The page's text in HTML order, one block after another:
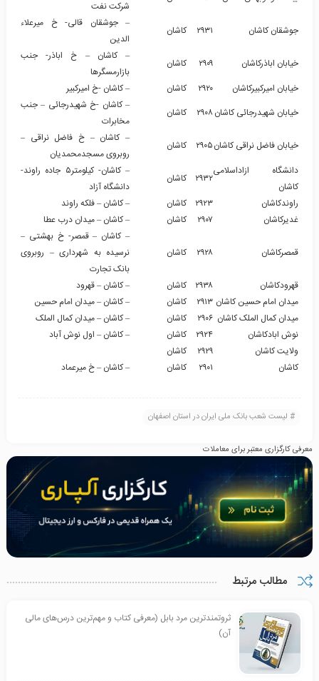
شرکت نفت
جوشقان کاشان
۲۹۳۱ کاشان
– جوشقان قالی- خ میرعلاء
الدین
خیابان اباذرکاشان
۲۹۰۹ کاشان
– کاشان – خ اباذر- جنب
بازارمسگرها
خیابان امیرکبیرکاشان
۲۹۲۰ کاشان
– کاشان -خ امیرکبیر
خیابان شهیدرجائی کاشان۲۹۰۸ کاشان
– کاشان -خ شهیدرجائی – جنب
مخابرات
خیابان فاضل نراقی کاشان۲۹۰۵ کاشان
– کاشان – خ فاضل نراقی –
روبروی مسجدمحمدیان
دانشگاه ازاداسلامی
کاشان
۲۹۳۲ کاشان
– کاشان- کیلومتر۵ جاده راوند-
دانشگاه آزاد
راوندکاشان
۲۹۲۳ کاشان
– کاشان – فلکه راوند
غدیرکاشان
۲۹۰۷ کاشان – کاشان – میدان درب عطا
قمصرکاشان ۲۹۲۸ کاشان
– کاشان – قمصر- خ بهشتی –
نرسیده به شهرداری – روبروی
بانک تجارت
قهرودکاشان
۲۹۳۸ کاشان
– کاشان – قهرود
میدان امام حسین کاشان ۲۹۱۳ کاشان
– کاشان – میدان امام حسین
میدان کمال الملک کاشان ۲۹۰۶ کاشان
– کاشان – میدان کمال الملک
نوش ابادکاشان
۲۹۲۴ کاشان
– کاشان – اول نوش آباد
ولایت کاشان
۲۹۲۹
کاشان
کاشان
۲۹۰۱ کاشان – کاشان – خ میرعماد
لیست شعب بانک ملی ایران در استان اصفهان
معرفی کارگزاری معتبر برای معاملات
مطالب مرتبط
ثروتمندترین مرد بابل (معرفی کتاب و مهم‌ترین درس‌های مالی
آن)